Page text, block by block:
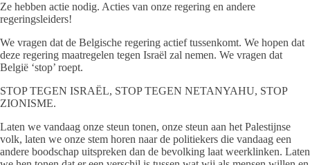
Ze hebben actie nodig. Acties van onze regering en andere
regeringsleiders!
We vragen dat de Belgische regering actief tussenkomt. We hopen dat
deze regering maatregelen tegen Israël zal nemen. We vragen dat
België ‘stop’ roept.
STOP TEGEN ISRAËL, STOP TEGEN NETANYAHU, STOP
ZIONISME.
Laten we vandaag onze steun tonen, onze steun aan het Palestijnse
volk, laten we onze stem horen naar de politiekers die vandaag een
andere boodschap uitspreken dan de bevolking laat weerklinken. Laten